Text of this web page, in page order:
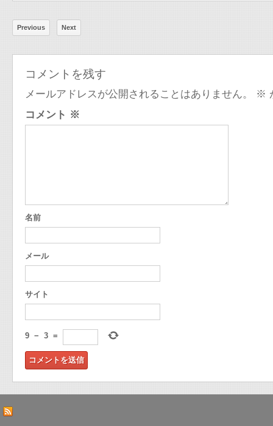
Previous Next
コメントを残す
メールアドレスが公開されることはありません。 ※
コメント ※
名前
メール
サイト
9 − 3 =